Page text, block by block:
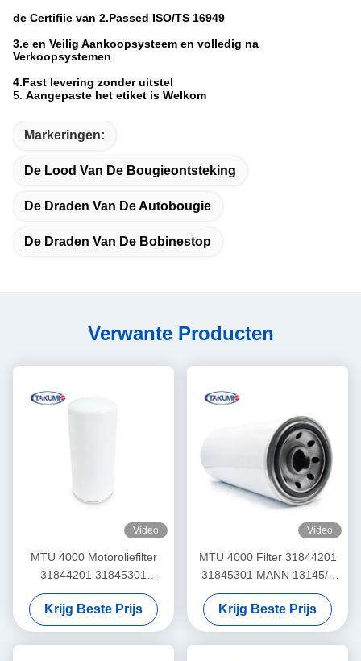
de Certifiie van 2.Passed ISO/TS 16949
3.e en Veilig Aankoopsysteem en volledig na
Verkoopsystemen
4.Fast levering zonder uitstel
5. Aangepaste het etiket is Welkom
Markeringen:
De Lood Van De Bougieontsteking
De Draden Van De Autobougie
De Draden Van De Bobinestop
Verwante Producten
Video
MTU 4000 Motoroliefilter
31844201 31845301
P551402
Krijg Beste Prijs
Video
MTU 4000 Filter 31844201
31845301 MANN 13145/4
6771659356
Krijg Beste Prijs